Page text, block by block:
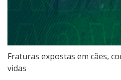
Fraturas expostas em cães,
vidas